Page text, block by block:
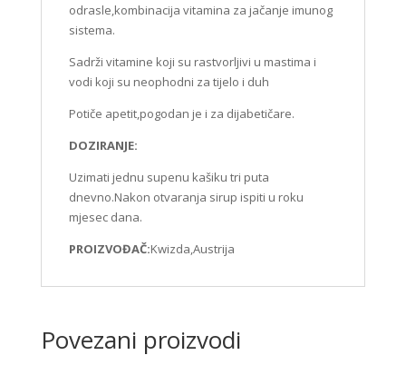
odrasle,kombinacija vitamina za jačanje imunog
sistema.
Sadrži vitamine koji su rastvorljivi u mastima i
vodi koji su neophodni za tijelo i duh
Potiče apetit,pogodan je i za dijabetičare.
DOZIRANJE:
Uzimati jednu supenu kašiku tri puta
dnevno.Nakon otvaranja sirup ispiti u roku
mjesec dana.
PROIZVOĐAČ:Kwizda,Austrija
Povezani proizvodi